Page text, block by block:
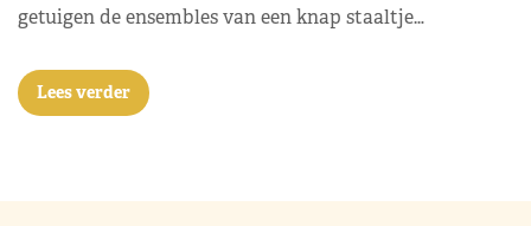
getuigen de ensembles van een knap staaltje…
Lees verder